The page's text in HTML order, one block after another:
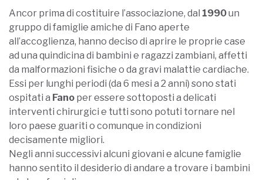
Ancor prima di costituire l’associazione, dal 1990un
gruppo di famiglie amiche di Fano aperte
all’accoglienza, hanno deciso di aprire le proprie case
ad una quindicina di bambini e ragazzi zambiani, affetti
da malformazioni fisiche o da gravi malattie cardiache.
Essi per lunghi periodi (da 6 mesi a 2 anni) sono stati
ospitati a Fano per essere sottoposti a delicati
interventi chirurgici e tutti sono potuti tornare nel
loro paese guariti o comunque in condizioni
decisamente migliori.
Negli anni successivi alcuni giovani e alcune famiglie
hanno sentito il desiderio di andare a trovare i bambini